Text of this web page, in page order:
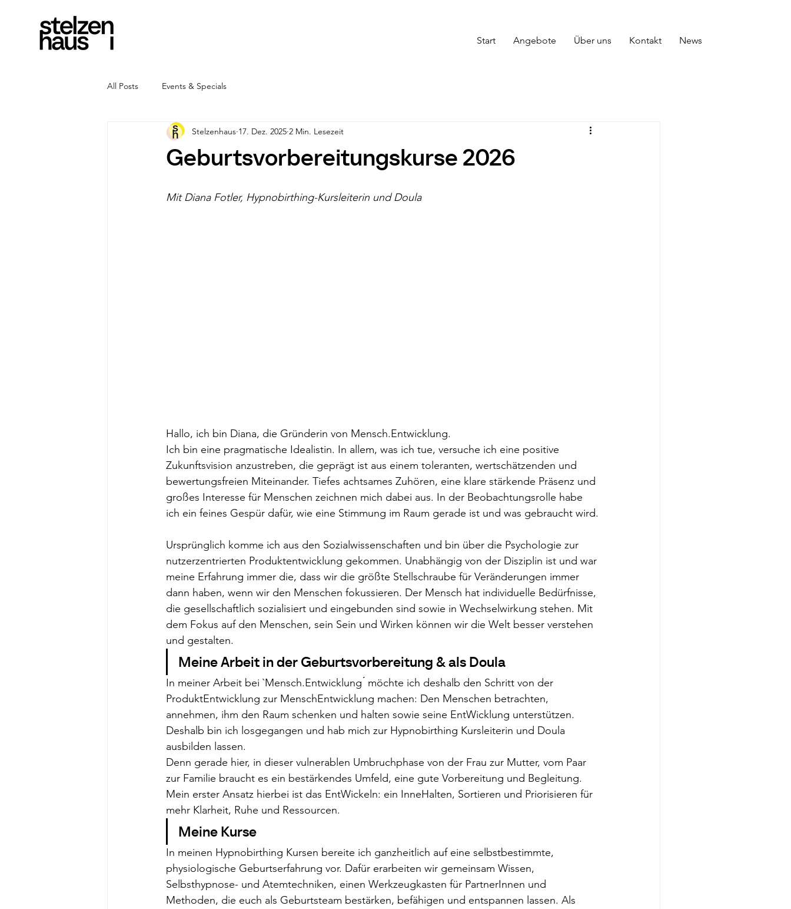
Start Angebote Über uns Kontakt News
All Posts Events & Specials
Geburtsvorbereitungskurse 2026
Stelzenhaus 17. Dez. 2025 2 Min. Lesezeit
Mit Diana Fotler, Hypnobirthing-Kursleiterin und Doula
Hallo, ich bin Diana, die Gründerin von Mensch.Entwicklung.
Ich bin eine pragmatische Idealistin. In allem, was ich tue, versuche ich eine positive
Zukunftsvision anzustreben, die geprägt ist aus einem toleranten, wertschätzenden und
bewertungsfreien Miteinander. Tiefes achtsames Zuhören, eine klare stärkende Präsenz und
großes Interesse für Menschen zeichnen mich dabei aus. In der Beobachtungsrolle habe
ich ein feines Gespür dafür, wie eine Stimmung im Raum gerade ist und was gebraucht wird.
Ursprünglich komme ich aus den Sozialwissenschaften und bin über die Psychologie zur
nutzerzentrierten Produktentwicklung gekommen. Unabhängig von der Disziplin ist und war
meine Erfahrung immer die, dass wir die größte Stellschraube für Veränderungen immer
dann haben, wenn wir den Menschen fokussieren. Der Mensch hat individuelle Bedürfnisse,
die gesellschaftlich sozialisiert und eingebunden sind sowie in Wechselwirkung stehen. Mit
dem Fokus auf den Menschen, sein Sein und Wirken können wir die Welt besser verstehen
und gestalten.
Meine Arbeit in der Geburtsvorbereitung & als Doula
In meiner Arbeit bei `Mensch.Entwicklung ́ möchte ich deshalb den Schritt von der
ProduktEntwicklung zur MenschEntwicklung machen: Den Menschen betrachten,
annehmen, ihm den Raum schenken und halten sowie seine EntWicklung unterstützen.
Deshalb bin ich losgegangen und hab mich zur Hypnobirthing Kursleiterin und Doula
ausbilden lassen.
Denn gerade hier, in dieser vulnerablen Umbruchphase von der Frau zur Mutter, vom Paar
zur Familie braucht es ein bestärkendes Umfeld, eine gute Vorbereitung und Begleitung.
Mein erster Ansatz hierbei ist das EntWickeln: ein InneHalten, Sortieren und Priorisieren für
mehr Klarheit, Ruhe und Ressourcen.
Meine Kurse
In meinen Hypnobirthing Kursen bereite ich ganzheitlich auf eine selbstbestimmte,
physiologische Geburtserfahrung vor. Dafür erarbeiten wir gemeinsam Wissen,
Selbsthypnose- und Atemtechniken, einen Werkzeugkasten für PartnerInnen und
Methoden, die euch als Geburtsteam bestärken, befähigen und entspannen lassen. Als